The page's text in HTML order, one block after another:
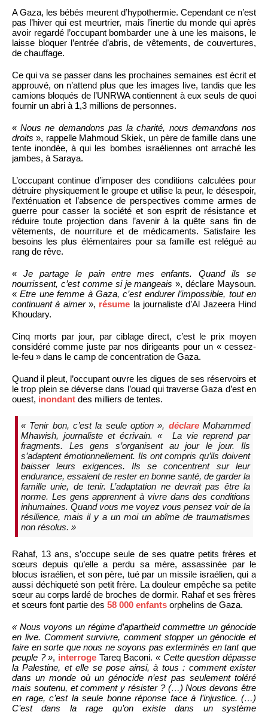
A Gaza, les bébés meurent d’hypothermie. Cependant ce n’est
pas l’hiver qui est meurtrier, mais l’inertie du monde qui après
avoir regardé l’occupant bombarder une à une les maisons, le
laisse bloquer l’entrée d’abris, de vêtements, de couvertures,
de chauffage.
Ce qui va se passer dans les prochaines semaines est écrit et
approuvé, on n’attend plus que les images live, tandis que les
camions bloqués de l’UNRWA contiennent à eux seuls de quoi
fournir un abri à 1,3 millions de personnes.
«Nous ne demandons pas la charité, nous demandons nos
droits », rappelle Mahmoud Skiek, un père de famille dans une
tente inondée, à qui les bombes israéliennes ont arraché les
jambes, à Saraya.
L’occupant continue d’imposer des conditions calculées pour
détruire physiquement le groupe et utilise la peur, le désespoir,
l’exténuation et l’absence de perspectives comme armes de
guerre pour casser la société et son esprit de résistance et
réduire toute projection dans l’avenir à la quête sans fin de
vêtements, de nourriture et de médicaments. Satisfaire les
besoins les plus élémentaires pour sa famille est relégué au
rang de rêve.
« Je partage le pain entre mes enfants. Quand ils se
nourrissent, c’est comme si je mangeais », déclare Maysoun.
«Etre une femme à Gaza, c’est endurer l’impossible, tout en
continuant à aimer», résume la journaliste d’Al Jazeera Hind
Khoudary.
Cinq morts par jour, par ciblage direct, c’est le prix moyen
considéré comme juste par nos dirigeants pour un « cessez-
le-feu » dans le camp de concentration de Gaza.
Quand il pleut, l’occupant ouvre les digues de ses réservoirs et
le trop plein se déverse dans l’ouad qui traverse Gaza d’est en
ouest, inondant des milliers de tentes.
« Tenir bon, c’est la seule option », déclareMohammed
Mhawish, journaliste et écrivain. « La vie reprend par
fragments. Les gens s’organisent au jour le jour. Ils
s’adaptent émotionnellement. Ils ont compris qu’ils doivent
baisser leurs exigences. Ils se concentrent sur leur
endurance, essaient de rester en bonne santé, de garder la
famille unie, de tenir. L’adaptation ne devrait pas être la
norme. Les gens apprennent à vivre dans des conditions
inhumaines. Quand vous me voyez vous pensez voir de la
résilience, mais il y a un moi un abîme de traumatismes
non résolus. »
Rahaf, 13 ans, s’occupe seule de ses quatre petits frères et
sœurs depuis qu’elle a perdu sa mère, assassinée par le
blocus israélien, et son père, tué par un missile israélien, qui a
aussi déchiqueté son petit frère. La douleur empêche sa petite
sœur au corps lardé de broches de dormir. Rahaf et ses frères
et sœurs font partie des 58 000 enfants orphelins de Gaza.
« Nous voyons un régime d’apartheid commettre un génocide
en live. Comment survivre, comment stopper un génocide et
faire en sorte que nous ne soyons pas exterminés en tant que
peuple ? », interroge Tareq Baconi.« Cette question dépasse
la Palestine, et elle se pose ainsi, à tous : comment exister
dans un monde où un génocide n’est pas seulement toléré
mais soutenu, et comment y résister ? (…) Nous devons être
en rage, c’est la seule bonne réponse face à l’injustice. (…)
C’est dans la rage qu’on existe dans un système